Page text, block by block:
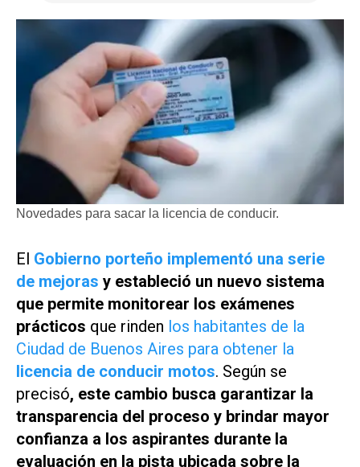
Novedades para sacar la licencia de conducir.
El Gobierno porteño implementó una serie
de mejoras y estableció un nuevo sistema
que permite monitorear los exámenes
prácticos que rinden los habitantes de la
Ciudad de Buenos Aires para obtener la
licencia de conducir motos. Según se
precisó, este cambio busca garantizar la
transparencia del proceso y brindar mayor
confianza a los aspirantes durante la
evaluación en la pista ubicada sobre la